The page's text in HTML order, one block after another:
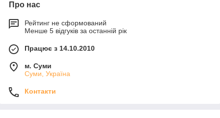
Про нас
Рейтинг не сформований
Менше 5 відгуків за останній рік
Працює з 14.10.2010
м. Суми
Суми, Україна
Контакти